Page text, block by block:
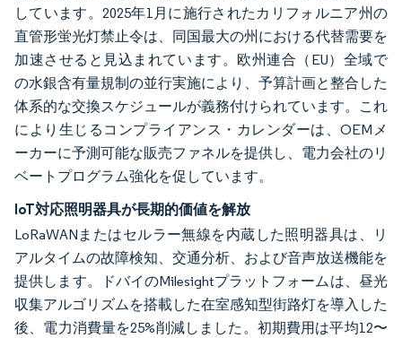
しています。2025年1月に施行されたカリフォルニア州の
直管形蛍光灯禁止令は、同国最大の州における代替需要を
加速させると見込まれています。欧州連合（EU）全域で
の水銀含有量規制の並行実施により、予算計画と整合した
体系的な交換スケジュールが義務付けられています。これ
により生じるコンプライアンス・カレンダーは、OEMメ
ーカーに予測可能な販売ファネルを提供し、電力会社のリ
ベートプログラム強化を促しています。
IoT対応照明器具が長期的価値を解放
LoRaWANまたはセルラー無線を内蔵した照明器具は、リ
アルタイムの故障検知、交通分析、および音声放送機能を
提供します。ドバイのMilesightプラットフォームは、昼光
収集アルゴリズムを搭載した在室感知型街路灯を導入した
後、電力消費量を25%削減しました。初期費用は平均12〜